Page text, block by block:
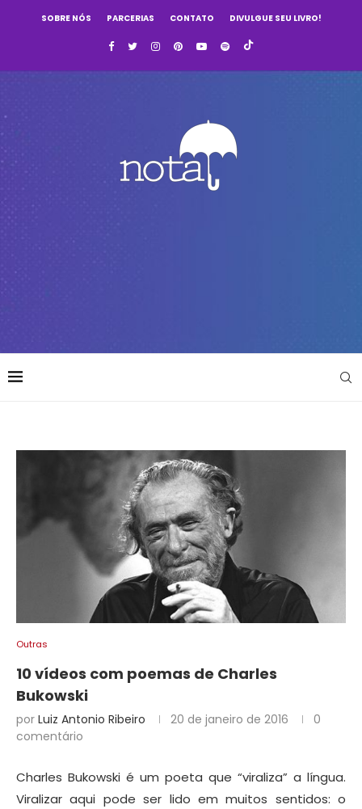
SOBRE NÓS PARCERIAS CONTATO DIVULGUE SEU LIVRO!
Outras
10 vídeos com poemas de Charles
Bukowski
por Luiz Antonio Ribeiro 20 de janeiro de 2016
0
comentário
Charles Bukowski é um poeta que “viraliza” a língua.
Viralizar aqui pode ser lido em muitos sentidos: o